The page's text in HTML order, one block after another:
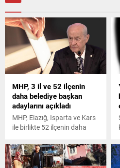
MHP, 3 il ve 52 ilçenin
daha belediye başkan
adaylarını açıkladı
MHP, Elazığ, Isparta ve Kars
ile birlikte 52 ilçenin daha
açıkladı.